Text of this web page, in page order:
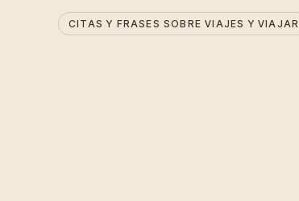
CITAS Y FRASES SOBRE VIAJES Y VIAJAR